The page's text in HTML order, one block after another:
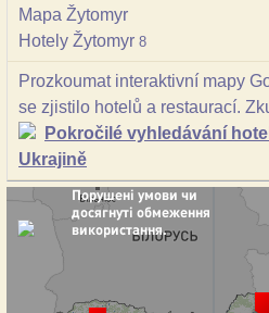
Mapa Žytomyr
Hotely Žytomyr 8
Prozkoumat interaktivní mapy
se zjistilo hotelů a restaurací.
Pokročilé vyhledávání
Ukrajině